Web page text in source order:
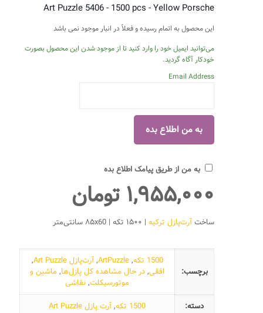
Art Puzzle 5406 - 1500 pcs - Yellow Porsche
این محصول به اتمام رسیده و فعلاً در انبار موجود نمی باشد
می‌توانید ایمیل خود را وارد کنید تا از موجود شدن این محصول بصورت
خودکار آگاه گردید.
Email Address
به من از طریق پیامک اطلاع بده
۱,۹۵۵,۰۰۰ تومان
ساختآرت‌پازل ترکیه | ۱۵۰۰ تکه | ۸۵x60 سانتی‌متر
برچسب:
1500 تکه ,
ArtPuzzle
,آرت‌پازل Art Puzzle
,
افقی,در حال مشاهده کل پازل‌ها, ماشین و
موتورسیکلت,نقاشی
دسته:
1500 تکه ,آرت پازل Art Puzzle